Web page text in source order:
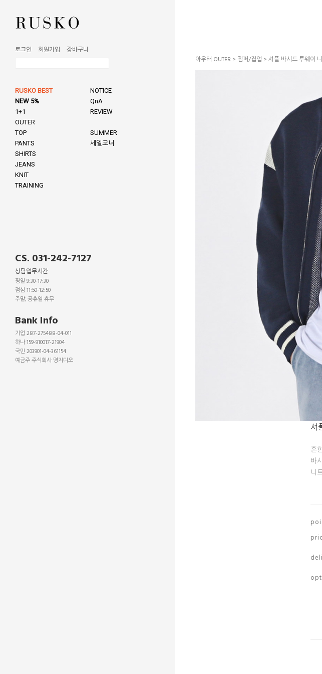
로그인 회원가입 장바구니
RUSKO BEST
NEW 5%
1+1
OUTER
TOP
PANTS
SHIRTS
JEANS
KNIT
TRAINING
NOTICE
QnA
REVIEW
SUMMER
세일코너
CS. 031-242-7127
상담업무시간
평일 9:30-17:30
점심 11:50-12:50
주말, 공휴일 휴무
Bank Info
기업 287-275488-04-011
하나 159-910017-21904
국민 203901-04-361154
예금주 주식회사 명지디오
아우터 OUTER > 점퍼/집업 > 셔플 바시트 투웨이
셔
흔
바
니
p o i
p r i
d e l
o p